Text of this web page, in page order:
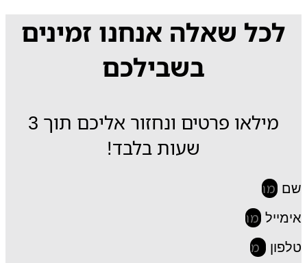
לכל שאלה אנחנו זמינים
בשבילכם
מילאו פרטים ונחזור אליכם תוך 3
שעות בלבד!
שם
אימייל
טלפון